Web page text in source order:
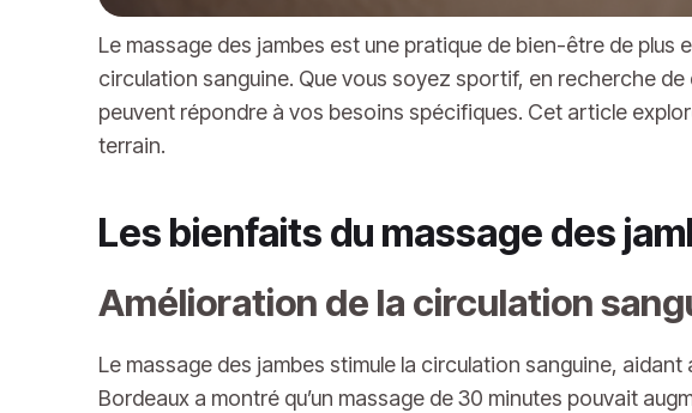
Le massage des jambes est une pratique de bien-être de plus
circulation sanguine. Que vous soyez sportif, en recherche
peuvent répondre à vos besoins spécifiques. Cet article
terrain.
Les bienfaits du massage des
Amélioration de la circulation
Le massage des jambes stimule la circulation sanguine,
Bordeaux a montré qu’un massage de 30 minutes pouvait